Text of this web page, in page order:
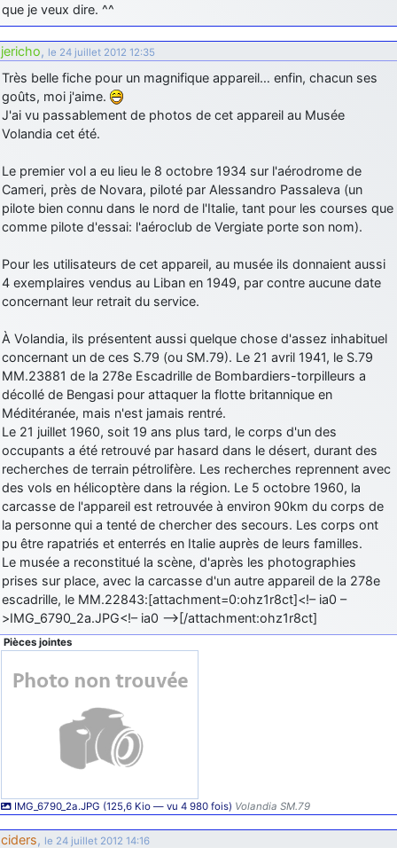
que je veux dire. ^^
jericho, le 24 juillet 2012 12:35
Très belle fiche pour un magnifique appareil… enfin, chacun ses
goûts, moi j'aime.
J'ai vu passablement de photos de cet appareil au Musée
Volandia cet été.
Le premier vol a eu lieu le 8 octobre 1934 sur l'aérodrome de
Cameri, près de Novara, piloté par Alessandro Passaleva (un
pilote bien connu dans le nord de l'Italie, tant pour les courses que
comme pilote d'essai: l'aéroclub de Vergiate porte son nom).
Pour les utilisateurs de cet appareil, au musée ils donnaient aussi
4 exemplaires vendus au Liban en 1949, par contre aucune date
concernant leur retrait du service.
À Volandia, ils présentent aussi quelque chose d'assez inhabituel
concernant un de ces S.79 (ou SM.79). Le 21 avril 1941, le S.79
MM.23881 de la 278e Escadrille de Bombardiers-torpilleurs a
décollé de Bengasi pour attaquer la flotte britannique en
Méditéranée, mais n'est jamais rentré.
Le 21 juillet 1960, soit 19 ans plus tard, le corps d'un des
occupants a été retrouvé par hasard dans le désert, durant des
recherches de terrain pétrolifère. Les recherches reprennent avec
des vols en hélicoptère dans la région. Le 5 octobre 1960, la
carcasse de l'appareil est retrouvée à environ 90km du corps de
la personne qui a tenté de chercher des secours. Les corps ont
pu être rapatriés et enterrés en Italie auprès de leurs familles.
Le musée a reconstitué la scène, d'après les photographies
prises sur place, avec la carcasse d'un autre appareil de la 278e
escadrille, le MM.22843:[attachment=0:ohz1r8ct]<!– ia0 –
>IMG_6790_2a.JPG<!– ia0 –>[/attachment:ohz1r8ct]
Pièces jointes
IMG_6790_2a.JPG (125,6 Kio — vu 4 980 fois) Volandia SM.79
ciders, le 24 juillet 2012 14:16